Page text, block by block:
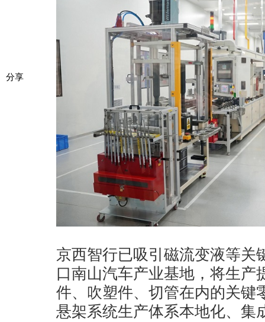
分享
京西智行已吸引磁流变液等关
口南山汽车产业基地，将生产
件、吹塑件、切管在内的关键
悬架系统生产体系本地化、集